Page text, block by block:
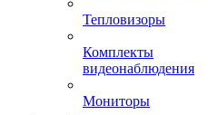
Тепловизоры
Комплекты
видеонаблюдения
Мониторы